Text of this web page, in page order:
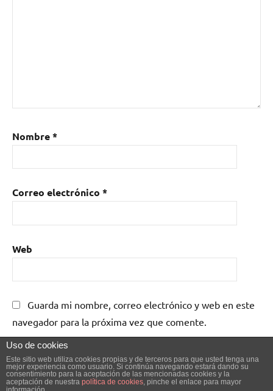
Nombre*
Correo electrónico *
Web
Guarda mi nombre, correo electrónico y web en este
navegador para la próxima vez que comente.
Uso de cookies
Este sitio web utiliza cookies propias y de terceros para que usted tenga una
mejor experiencia como usuario. Si continúa navegando estará dando su
consentimiento para la aceptación de las mencionadas cookies y la
aceptación de nuestra política de cookies, pinche el enlace para mayor